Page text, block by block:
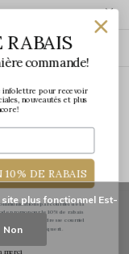
plus fonctionnel Est-
Non
RABAIS
commande!
infolettre pour recevoir
nouveautés et plus
DE RABAIS
par courriel de la
promo pour le 10% de rabais
une fois votre adresse courriel
exclusions s'appliquent.
merci